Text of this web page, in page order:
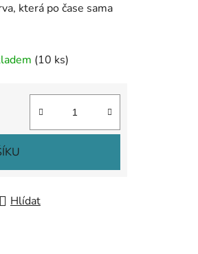
která po čase sama
(10 ks)
Hlídat